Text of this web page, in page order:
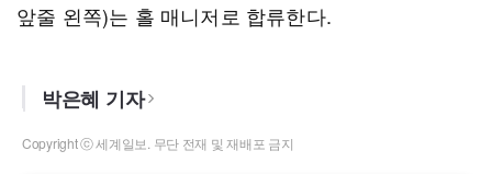
앞줄 왼쪽)는 홀 매니저로 합류한다.
박은혜 기자
Copyright ⓒ 세계일보. 무단 전재 및 재배포 금지